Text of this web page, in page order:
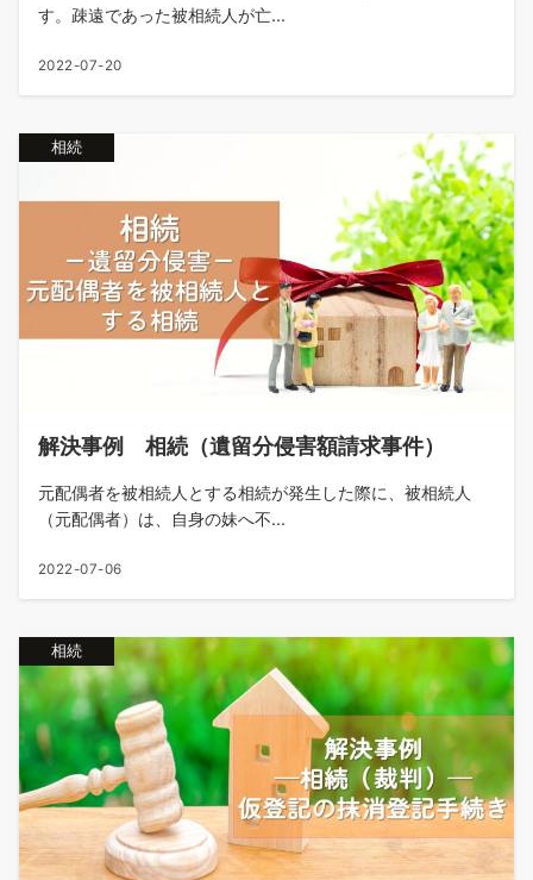
す。疎遠であった被相続人が亡...
2022-07-20
相続
解決事例 相続（遺留分侵害額請求事件）
元配偶者を被相続人とする相続が発生した際に、被相続人
（元配偶者）は、自身の妹へ不...
2022-07-06
相続